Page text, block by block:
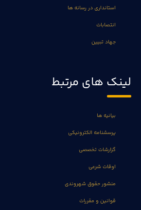
استانداری در رسانه ها
انتصابات
جهاد تبیین
لینک های مرتبط
بیانیه ها
پرسشنامه الکترونیکی
گزارشات تخصصی
اوقات شرعی
منشور حقوق شهروندی
قوانین و مقررات